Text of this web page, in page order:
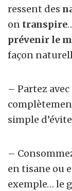
ressent des
on transpire
prévenir le
façon
– Partez avec
simple
–
en tisane ou
exemple… le